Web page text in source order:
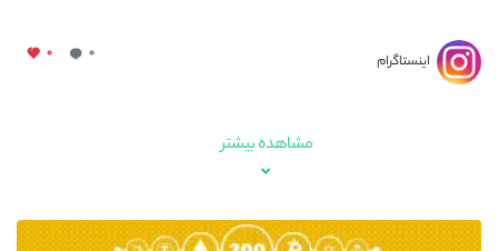
اینستاگرام ۰ ۰
مشاهده بیشتر